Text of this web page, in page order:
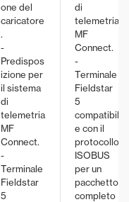
one del
caricatore
.
-
Predispos
izione per
il sistema
di
telemetria
MF
Connect.
-
Terminale
Fieldstar
5
di
telemetria
MF
Connect.
-
Terminale
Fieldstar
5
compatibil
e con il
protocollo
ISOBUS
per un
pacchetto
completo